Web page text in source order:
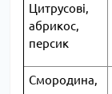
Цитрусові,
абрикос,
персик
Смородина,